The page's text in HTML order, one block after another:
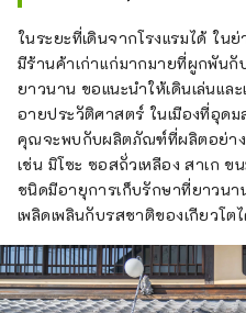
ในระยะที่เดินจากโรงแรมได้ ใน
มีร้านค้าเก่าแก่มากมายที่ผูกพันกั
ยาวนาน ขอแนะนำให้เดินเล่นแล
อายประวัติศาสตร์ ในเมืองที่อุด
คุณจะพบกับผลิตภัณฑ์ที่ผลิตอย่าง
เช่น มิโซะ ซอสถั่วเหลือง สาเก
ชนิดมีอายุการเก็บรักษาที่ยาวนา
เพลิดเพลินกับรสชาติของเกียวโ